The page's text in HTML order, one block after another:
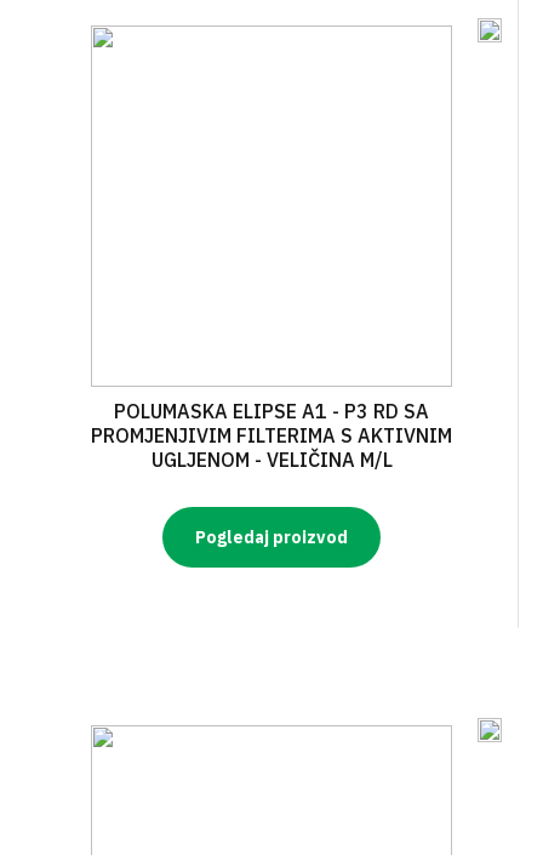
POLUMASKA ELIPSE A1 - P3 RD SA
PROMJENJIVIM FILTERIMA S AKTIVNIM
UGLJENOM - VELIČINA M/L
Pogledaj proizvod